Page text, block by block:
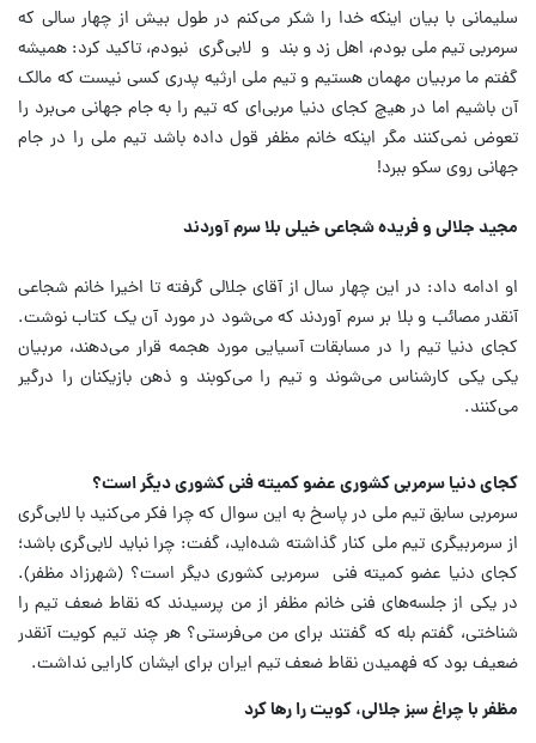
سلیمانی با بیان اینکه خدا را شکر می‌کنم در طول بیش از چهار سالی که
سرمربی تیم ملی بودم، اهل زد و بند و لابی‌گری نبودم، تاکید کرد: همیشه
گفتم ما مربیان مهمان هستیم و تیم ملی ارثیه پدری کسی نیست که مالک
آن باشیم اما در هیچ کجای دنیا مربی‌ای که تیم را به جام جهانی می‌برد را
تعوض نمی‌کنند مگر اینکه خانم مظفر قول داده باشد تیم ملی را در جام
جهانی روی سکو ببرد!
مجید جلالی و فریده شجاعی خیلی بلا سرم آوردند
او ادامه داد: در این چهار سال از آقای جلالی گرفته تا اخیرا خانم شجاعی
آنقدر مصائب و بلا بر سرم آوردند که می‌شود در مورد آن یک کتاب نوشت.
کجای دنیا تیم را در مسابقات آسیایی مورد هجمه قرار می‌دهند، مربیان
یکی یکی کارشناس می‌شوند و تیم را می‌کوبند و ذهن بازیکنان را درگیر
می‌کنند.
کجای دنیا سرمربی کشوری عضو کمیته فنی کشوری دیگر است؟
سرمربی سابق تیم ملی در پاسخ به این سوال که چرا فکر می‌کنید با لابی‌گری
از سرمربیگری تیم ملی کنار گذاشته شده‌اید، گفت: چرا نباید لابی‌گری باشد؛
کجای دنیا عضو کمیته فنی سرمربی کشوری دیگر است؟ (شهرزاد مظفر).
در یکی از جلسه‌های فنی خانم مظفر از من پرسیدند که نقاط ضعف تیم را
شناختی، گفتم بله که گفتند برای من می‌فرستی؟ هر چند تیم کویت آنقدر
ضعیف بود که فهمیدن نقاط ضعف تیم ایران برای ایشان کارایی نداشت.
مظفر با چراغ سبز جلالی، کویت را رها کرد